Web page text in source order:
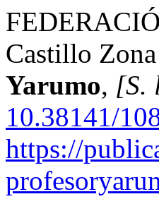
Castillo
Yarumo, [S.
10.38141/
https://